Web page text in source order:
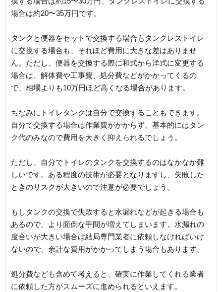
場合は約20〜35万円です。
タンクと便器をセットで交換する場合もタンクレストイレ
に交換する場合も、それほど費用に大きな差はありませ
ん。ただし、便器を交換する際に和式から洋式に変更する
場合は、解体費や工事費、処分費などがかかってくるの
で、相場よりも10万円ほど高くなる場合があります。
ちなみにトイレタンクは自分で交換することもできます。
自分で交換する場合は作業費がかからず、基本的にはタン
ク代のみなので費用を大きく抑えられるでしょう。
ただし、自分でトイレのタンクを交換するのはなかなか難
しいです。ある程度の技術が必要となりますし、失敗した
ときのリスクが大きいので注意が必要でしょう。
もしタンクの交換で失敗すると水漏れなどが起きる場合も
あるので、より面倒な手間が増えてしまいます。水漏れの
度合いが大きい場合は結局専門業者に依頼しなければいけ
ないので、余計な費用がかかってしまう場合もあります。
処分費なども含めて考えると、確実に作業してくれる業者
に依頼した方がスムーズに進められるといえます。